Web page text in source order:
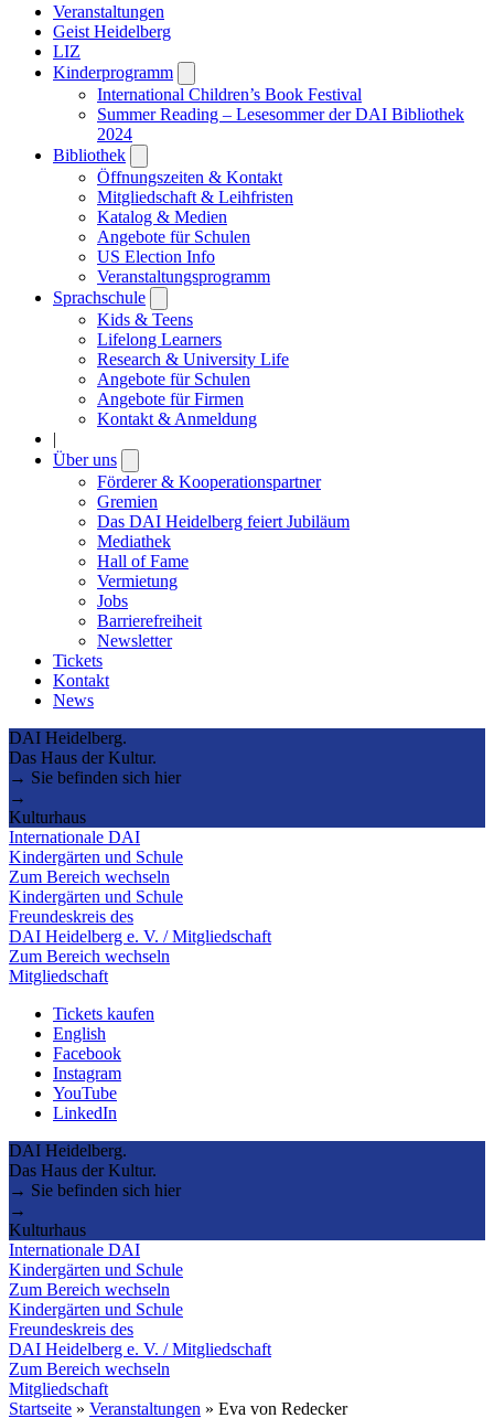
Veranstaltungen
Geist Heidelberg
LIZ
Kinderprogramm
submenu
International Children’s Book Festival
Summer Reading – Lesesommer der DAI Bibliothek
2024
Bibliothek
submenu
Öffnungszeiten & Kontakt
Mitgliedschaft & Leihfristen
Katalog & Medien
Angebote für Schulen
US Election Info
Veranstaltungsprogramm
Sprachschule
submenu
Kids & Teens
Lifelong Learners
Research & University Life
Angebote für Schulen
Angebote für Firmen
Kontakt & Anmeldung
|
Über uns
submenu
Förderer & Kooperationspartner
Gremien
Das DAI Heidelberg feiert Jubiläum
Mediathek
Hall of Fame
Vermietung
Jobs
Barrierefreiheit
Newsletter
Tickets
Kontakt
News
DAI Heidelberg.
Das Haus der Kultur.
→ Sie befinden sich hier
→
Kulturhaus
Internationale DAI
Kindergärten und Schule
Zum Bereich wechseln
Kindergärten und Schule
Freundeskreis des
DAI Heidelberg e. V. / Mitgliedschaft
Zum Bereich wechseln
Mitgliedschaft
Tickets kaufen
English
Facebook
Instagram
YouTube
LinkedIn
DAI Heidelberg.
Das Haus der Kultur.
→ Sie befinden sich hier
→
Kulturhaus
Internationale DAI
Kindergärten und Schule
Zum Bereich wechseln
Kindergärten und Schule
Freundeskreis des
DAI Heidelberg e. V. / Mitgliedschaft
Zum Bereich wechseln
Mitgliedschaft
Startseite » Veranstaltungen » Eva von Redecker